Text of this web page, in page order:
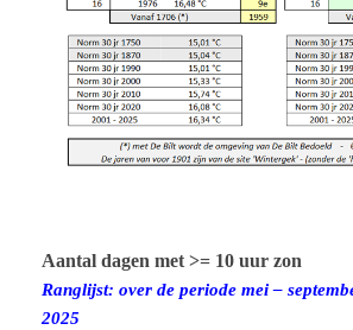
Aantal dagen met >= 10 uur zon
Ranglijst: over de periode mei –
2025